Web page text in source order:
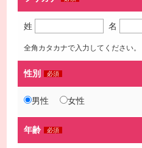
姓 名
全角カタカナで入力してください。
性別 必須
男性 女性
年齢 必須